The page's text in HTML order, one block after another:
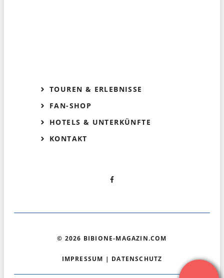
TOUREN & ERLEBNISSE
FAN-SHOP
HOTELS & UNTERKÜNFTE
KONTAKT
© 2026 BIBIONE-MAGAZIN.COM
IMPRESSUM | DATENSCHUTZ